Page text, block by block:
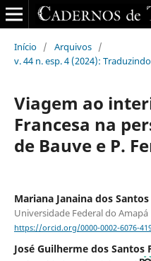
Início / Arquivos /
v. 44 n. esp. 4 (2024):
Viagem ao
Francesa na
de Bauve e P.
Mariana Janaina dos
Universidade Federal do Amapá
https://orcid.org/0000-0002-6076-
José Guilherme dos Santos